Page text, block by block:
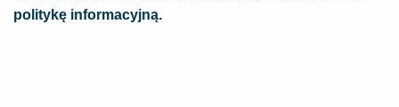
politykę informacyjną.